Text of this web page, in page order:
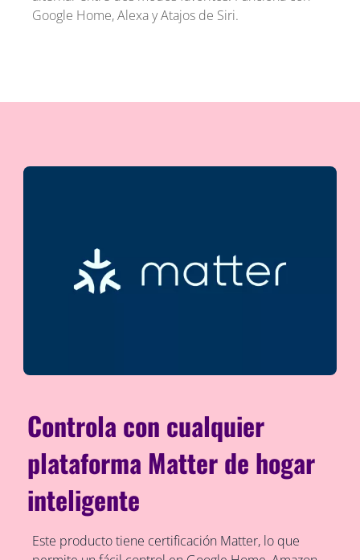
Google Home, Alexa y Atajos de Siri.
Controla con cualquier
plataforma Matter de hogar
inteligente
Este producto tiene certificación Matter, lo que